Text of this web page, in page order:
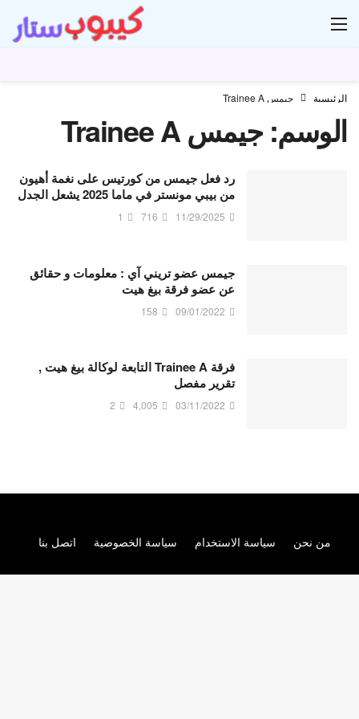
الرئيسية جيمس Trainee A
الوسم:جيمس Trainee A
رد فعل جيمس من كورتيس على نغمة أهيون
من بيبي مونستر في ماما 2025 يشعل الجدل
11/29/2025
716
1
جيمس عضو تريني آي : معلومات و حقائق
عن عضو فرقة بيغ هيت
09/01/2022
158
فرقة Trainee A التابعة لوكالة بيغ هيت ,
تقرير مفصل
03/11/2022
4,005
2
من نحن سياسة الاستخدام سياسة الخصوصية اتصل بنا